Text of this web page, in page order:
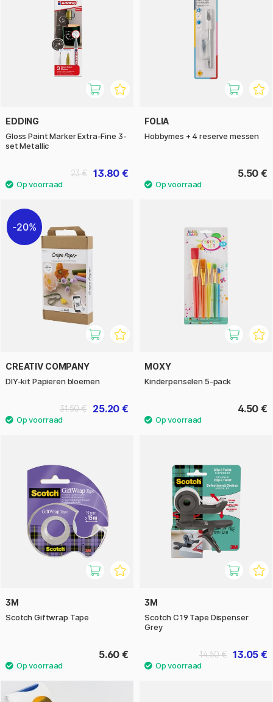
EDDING
Gloss Paint Marker Extra-Fine 3-
set Metallic
13.80 €
23 €
FOLIA
Hobbymes + 4 reserve messen
5.50 €
20%
CREATIV COMPANY
DIY-kit Papieren bloemen
25.20 €
31.50 €
MOXY
Kinderpenselen 5-pack
4.50 €
3M
Scotch Giftwrap Tape
5.60 €
3M
Scotch C19 Tape Dispenser
Grey
13.05 €
14.50 €